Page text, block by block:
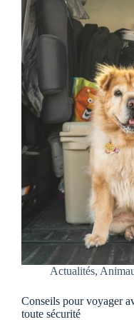
Actualités,
Conseils pour voyager
toute sécurité